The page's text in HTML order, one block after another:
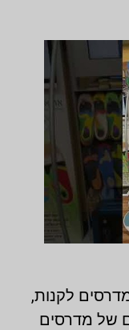
לקנות,
של מדרסים